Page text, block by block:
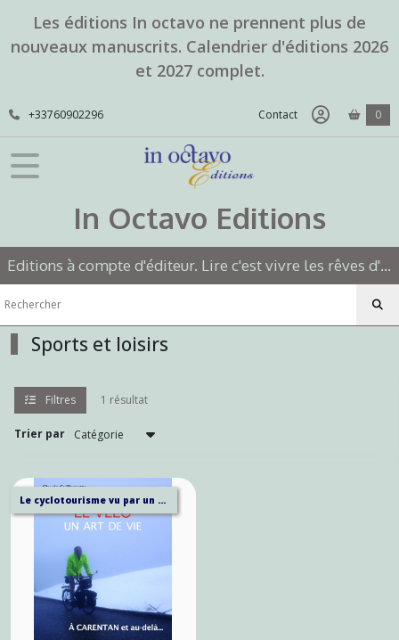
Les éditions In octavo ne prennent plus de
nouveaux manuscrits. Calendrier d'éditions 2026
et 2027 complet.
+33760902296 Contact 0
In Octavo Editions
Editions à compte d'éditeur. Lire c'est vivre les rêves d'un autre.
Sports et loisirs
Filtres 1 résultat
Trier par
Le cyclotourisme vu par un pratiquant...
Fermer
Tous
Sports
Afficher
les
résultats